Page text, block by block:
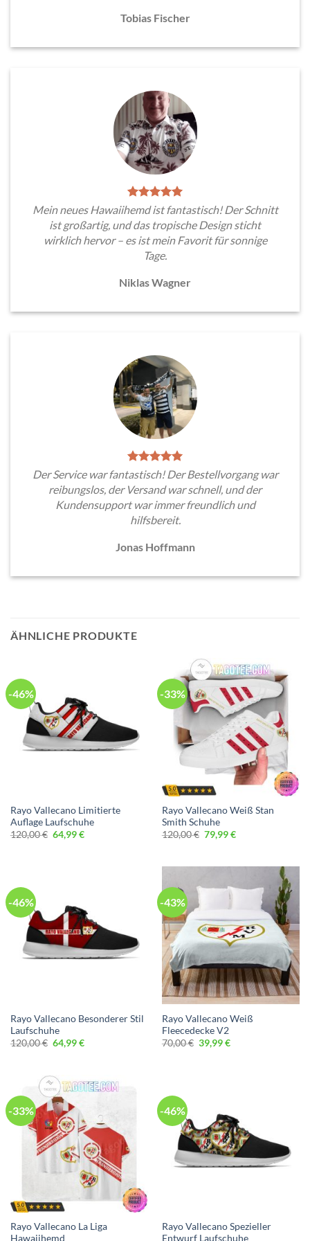
Tobias Fischer
Mein neues Hawaiihemd ist fantastisch! Der Schnitt
ist großartig, und das tropische Design sticht
wirklich hervor – es ist mein Favorit für sonnige
Tage.
Niklas Wagner
Der Service war fantastisch! Der Bestellvorgang war
reibungslos, der Versand war schnell, und der
Kundensupport war immer freundlich und
hilfsbereit.
Jonas Hoffmann
ÄHNLICHE PRODUKTE
-46%
Rayo Vallecano Limitierte
Auflage Laufschuhe
120,00€ Ursprünglicher
Preis
64,99€Aktueller
-33%
Rayo Vallecano Weiß Stan
Smith Schuhe
120,00€ Ursprünglicher
Preis
79,99€Aktueller
-46%
Rayo Vallecano Besonderer Stil
Laufschuhe
120,00€ Ursprünglicher
Preis
64,99€Aktueller
-43%
Rayo Vallecano Weiß
Fleecedecke V2
70,00€ Ursprünglicher
Preis
39,99€Aktueller
-33%
Rayo Vallecano La Liga
Hawaiihemd
-46%
Rayo Vallecano Spezieller
Entwurf Laufschuhe